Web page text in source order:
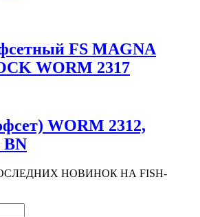
FS MAGNA
WORM 2317
WORM 2312,
BN
НОВИНОК НА FISH-